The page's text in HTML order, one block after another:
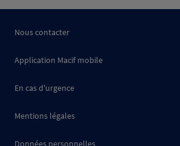
Nous contacter
Application Macif mobile
En cas d'urgence
Mentions légales
Données personnelles